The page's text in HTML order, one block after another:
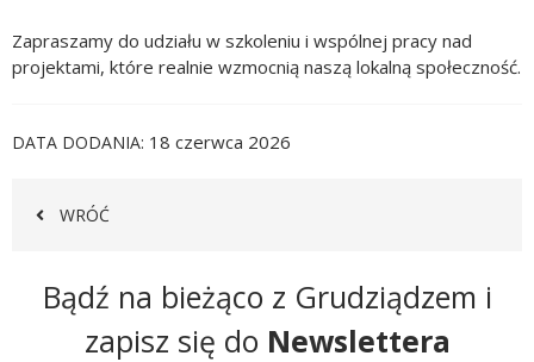
Zapraszamy do udziału w szkoleniu i wspólnej pracy nad
projektami, które realnie wzmocnią naszą lokalną społeczność.
DATA DODANIA 18 czerwca 2026
WRÓĆ
Newsletter
Bądź na bieżąco z Grudziądzem i
zapisz się do Newslettera